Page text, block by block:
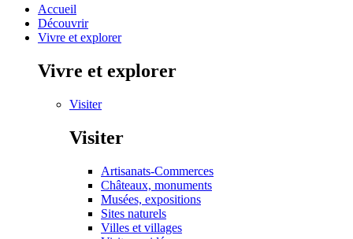
Accueil
Découvrir
Vivre et explorer
Vivre et explorer
Visiter
Visiter
Artisanats-Commerces
Châteaux, monuments
Musées, expositions
Sites naturels
Villes et villages